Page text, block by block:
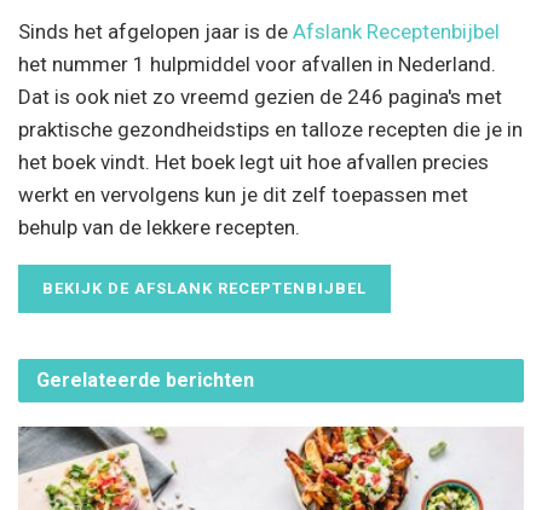
Sinds het afgelopen jaar is de Afslank Receptenbijbel
het nummer 1 hulpmiddel voor afvallen in Nederland.
Dat is ook niet zo vreemd gezien de 246 pagina's met
praktische gezondheidstips en talloze recepten die je in
het boek vindt. Het boek legt uit hoe afvallen precies
werkt en vervolgens kun je dit zelf toepassen met
behulp van de lekkere recepten.
BEKIJK DE AFSLANK RECEPTENBIJBEL
Gerelateerde berichten